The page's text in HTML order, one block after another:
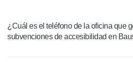
¿Cuál es el teléfono de la oficina que
subvenciones de accesibilidad en